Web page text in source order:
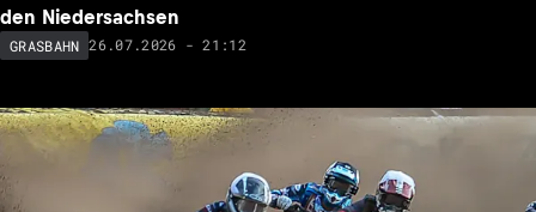
den Niedersachsen
GRASBAHN 26.07.2026 - 21:12